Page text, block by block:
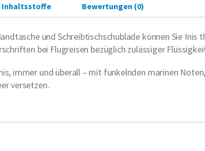
Inhaltsstoffe Bewertungen (0)
und Schreibtischschublade können Sie Inis
bei Flugreisen bezüglich zulässiger
immer und überall – mit funkelnden marinen
versetzen.